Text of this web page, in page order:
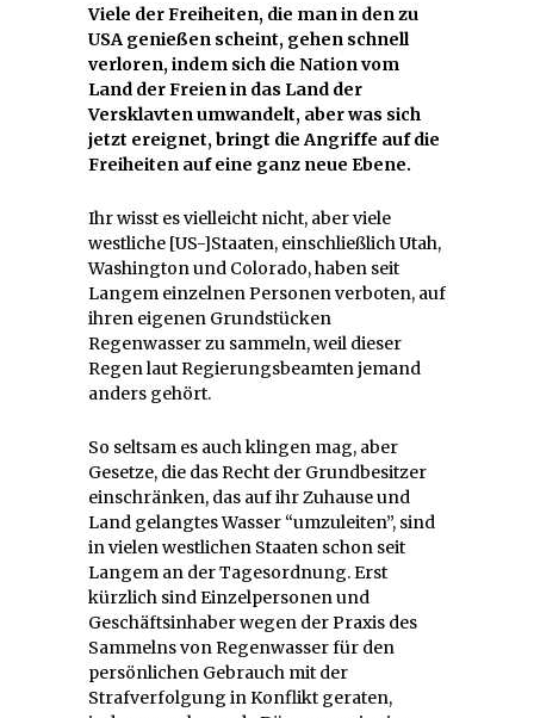
Viele der Freiheiten, die man in den zu
USA genießen scheint, gehen schnell
verloren, indem sich die Nation vom
Land der Freien in das Land der
Versklavten umwandelt, aber was sich
jetzt ereignet, bringt die Angriffe auf die
Freiheiten auf eine ganz neue Ebene.
Ihr wisst es vielleicht nicht, aber viele
westliche [US-]Staaten, einschließlich Utah,
Washington und Colorado, haben seit
Langem einzelnen Personen verboten, auf
ihren eigenen Grundstücken
Regenwasser zu sammeln, weil dieser
Regen laut Regierungsbeamten jemand
anders gehört.
So seltsam es auch klingen mag, aber
Gesetze, die das Recht der Grundbesitzer
einschränken, das auf ihr Zuhause und
Land gelangtes Wasser “umzuleiten”, sind
in vielen westlichen Staaten schon seit
Langem an der Tagesordnung. Erst
kürzlich sind Einzelpersonen und
Geschäftsinhaber wegen der Praxis des
Sammelns von Regenwasser für den
persönlichen Gebrauch mit der
Strafverfolgung in Konflikt geraten,